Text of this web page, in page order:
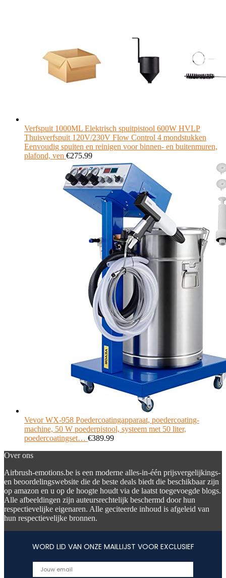
Verfspuit 1000ML Elektrisch spuitpistool 600W HVLP
Thuisverfspuit 120V/230V Flow Control 4 mondstukken
Eenvoudig spuiten en reinigen voor binnen- en buitenmuren,
plafond, ven €275.99
Vevor WX-958 Poedercoatingapparaat, poedercoating-
machine, 50 W poederpistool, systeem met 50 liter,
poedercoatingset… €389.99
Over ons
Airbrush-emotions.be is een moderne alles-in-één prijsvergelijkings-
en beoordelingswebsite die de beste deals biedt die beschikbaar zijn
op amazon en u op de hoogte houdt via de laatst toegevoegde blogs.
Alle afbeeldingen zijn auteursrechtelijk beschermd door hun
respectievelijke eigenaren. Alle geciteerde inhoud is afgeleid van
hun respectievelijke bronnen.
WORD LID VAN ONZE MAILLIJST VOOR EXCLUSIEF